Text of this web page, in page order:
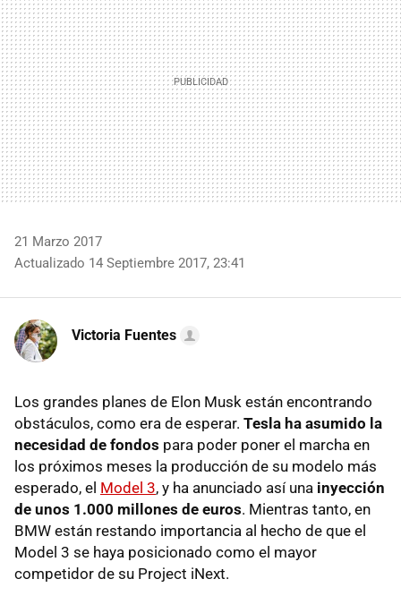
21 Marzo 2017
Actualizado 14 Septiembre 2017, 23:41
Victoria Fuentes
Los grandes planes de Elon Musk están encontrando
obstáculos, como era de esperar. Tesla ha asumido la
necesidad de fondos para poder poner el marcha en
los próximos meses la producción de su modelo más
esperado, el Model 3, y ha anunciado así una inyección
de unos 1.000 millones de euros. Mientras tanto, en
BMW están restando importancia al hecho de que el
Model 3 se haya posicionado como el mayor
competidor de su Project iNext.